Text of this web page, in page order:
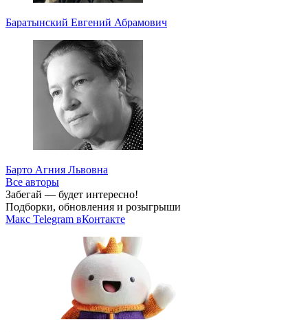
Баратынский Евгений Абрамович
Барто Агния Львовна
Все авторы
Забегай — будет интересно!
Подборки, обновления и розыгрыши
Макс Telegram вКонтакте